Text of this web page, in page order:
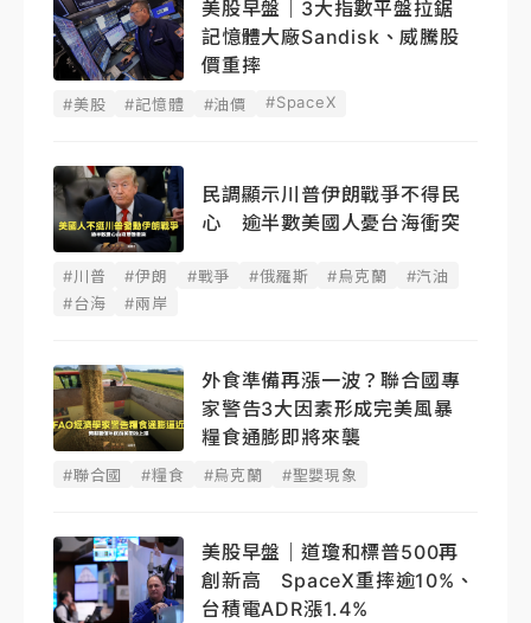
美股早盤｜3大指數平盤拉鋸
記憶體大廠Sandisk、威騰股
價重摔
#美股 #記憶體 #油價 #SpaceX
民調顯示川普伊朗戰爭不得民
心 逾半數美國人憂台海衝突
#川普 #伊朗 #戰爭 #俄羅斯 #烏克蘭
#汽油
#台海
#兩岸
外食準備再漲一波？聯合國專
家警告3大因素形成完美風暴
糧食通膨即將來襲
#聯合國 #糧食 #烏克蘭 #聖嬰現象
美股早盤｜道瓊和標普500再
創新高 SpaceX重摔逾10%、
台積電ADR漲1.4%